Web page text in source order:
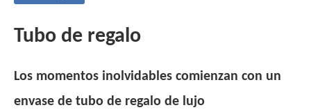
Tubo de regalo
Los momentos inolvidables comienzan con un
envase de tubo de regalo de lujo